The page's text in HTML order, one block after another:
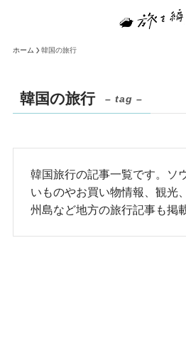
ホーム 韓国の旅行
韓国の旅行 – tag –
韓国旅行の記事一覧です。ソ
いものやお買い物情報、観光
州島など地方の旅行記事も掲